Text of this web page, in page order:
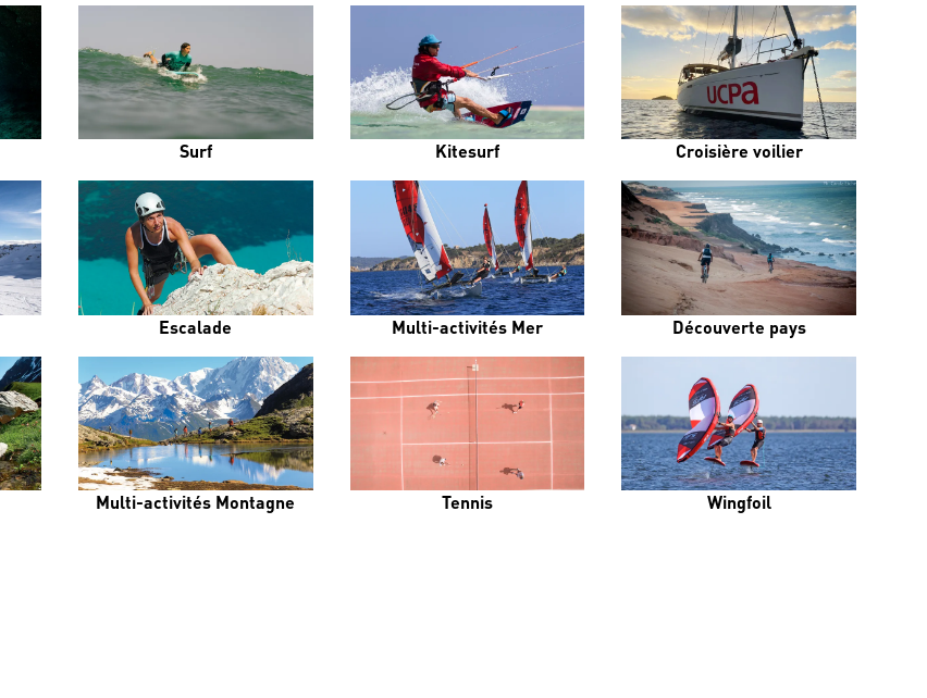
Surf Kitesurf Croisière voilier
Escalade Multi-activités Mer Découverte pays
Multi-activités Montagne Tennis Wingfoil